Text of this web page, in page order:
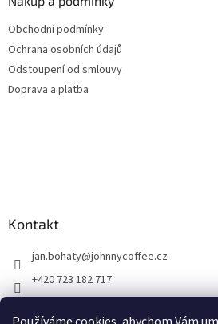
Obchodní podmínky
Ochrana osobních údajů
Odstoupení od smlouvy
Doprava a platba
Kontakt
jan.bohaty@johnnycoffee.cz
+420 723 182 717